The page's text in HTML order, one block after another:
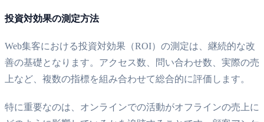
投資対効果の測定方法
Web集客における投資対効果（ROI）の測定は、継続的な改
善の基礎となります。アクセス数、問い合わせ数、実際の売
上など、複数の指標を組み合わせて総合的に評価します。
特に重要なのは、オンラインでの活動がオフラインの売上に